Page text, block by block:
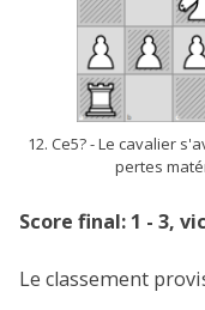
12. Ce5? - Le cavalier
pertes
Score final: 1 - 3,
Le classement